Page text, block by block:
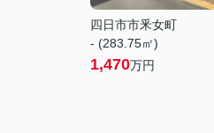
四日市市釆女町
- (283.75㎡)
1,470万円